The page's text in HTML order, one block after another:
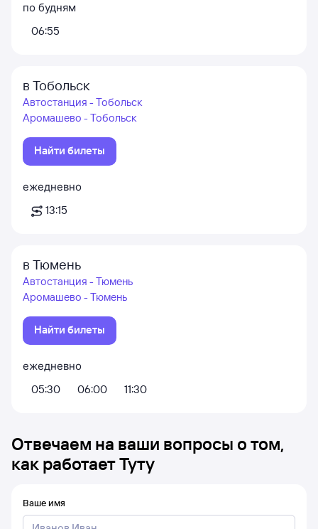
по будням
06:55
в Тобольск
Автостанция - Тобольск
Аромашево - Тобольск
Найти билеты
ежедневно
13:15
в Тюмень
Автостанция - Тюмень
Аромашево - Тюмень
Найти билеты
ежедневно
05:30
06:00 11:30
Отвечаем на ваши вопросы о том,
как работает Туту
Ваше имя